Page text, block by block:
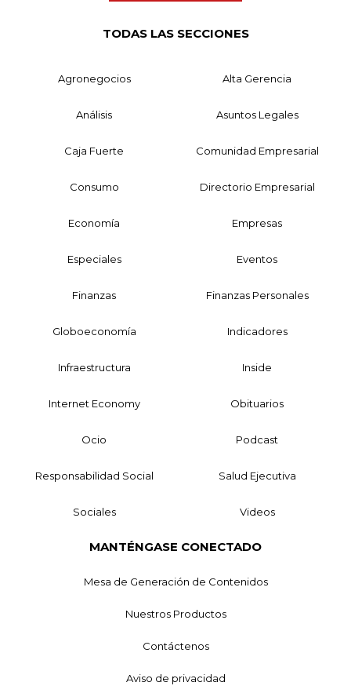
TODAS LAS SECCIONES
Agronegocios Alta Gerencia
Análisis Asuntos Legales
Caja Fuerte Comunidad Empresarial
Consumo Directorio Empresarial
Economía Empresas
Especiales Eventos
Finanzas Finanzas Personales
Globoeconomía Indicadores
Infraestructura Inside
Internet Economy Obituarios
Ocio Podcast
Responsabilidad Social Salud Ejecutiva
Sociales Videos
MANTÉNGASE CONECTADO
Mesa de Generación de Contenidos
Nuestros Productos
Contáctenos
Aviso de privacidad